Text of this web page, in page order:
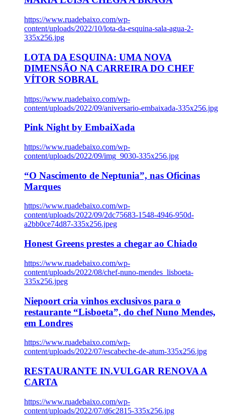
https://www.ruadebaixo.com/wp-
content/uploads/2022/10/lota-da-esquina-sala-agua-2-
335x256.jpg
LOTA DA ESQUINA: UMA NOVA
DIMENSÃO NA CARREIRA DO CHEF
VÍTOR SOBRAL
https://www.ruadebaixo.com/wp-
content/uploads/2022/09/aniversario-embaixada-335x256.jpg
Pink Night by EmbaiXada
https://www.ruadebaixo.com/wp-
content/uploads/2022/09/img_9030-335x256.jpg
“O Nascimento de Neptunia”, nas Oficinas
Marques
https://www.ruadebaixo.com/wp-
content/uploads/2022/09/2dc75683-1548-4946-950d-
a2bb0ce74d87-335x256.jpeg
Honest Greens prestes a chegar ao Chiado
https://www.ruadebaixo.com/wp-
content/uploads/2022/08/chef-nuno-mendes_lisboeta-
335x256.jpeg
Niepoort cria vinhos exclusivos para o
restaurante “Lisboeta”, do chef Nuno Mendes,
em Londres
https://www.ruadebaixo.com/wp-
content/uploads/2022/07/escabeche-de-atum-335x256.jpg
RESTAURANTE IN.VULGAR RENOVA A
CARTA
https://www.ruadebaixo.com/wp-
content/uploads/2022/07/d6c2815-335x256.jpg